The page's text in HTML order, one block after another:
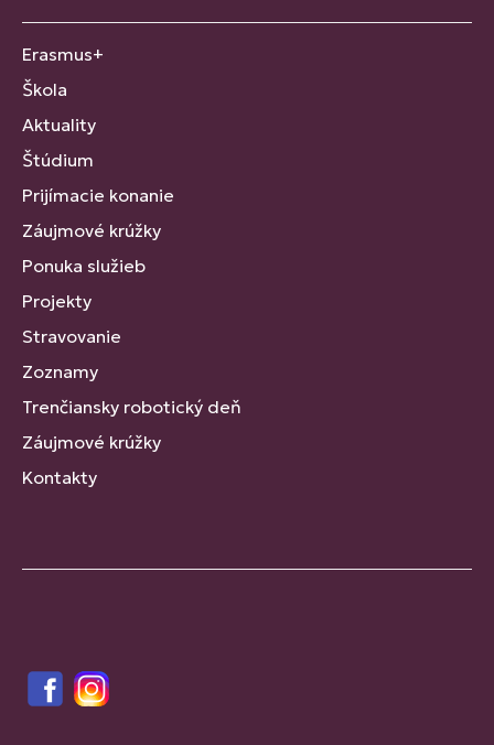
Erasmus+
Škola
Aktuality
Štúdium
Prijímacie konanie
Záujmové krúžky
Ponuka služieb
Projekty
Stravovanie
Zoznamy
Trenčiansky robotický deň
Záujmové krúžky
Kontakty
FacebookInstagram